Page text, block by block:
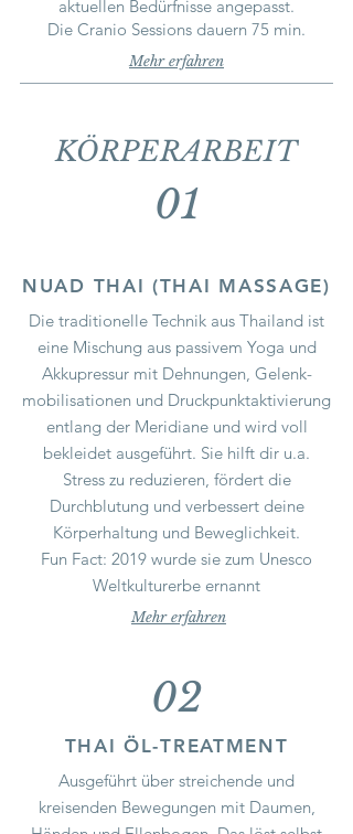
aktuellen Bedürfnisse angepasst.
Die Cranio Sessions dauern 75 min.
Mehr erfahren
KÖRPERARBEIT
01
NUAD THAI (THAI MASSAGE)
Die traditionelle Technik aus Thailand ist
eine Mischung aus passivem Yoga und
Akkupressur mit Dehnungen, Gelenk-
mobilisationen und Druckpunktaktivierung
entlang der Meridiane und wird voll
bekleidet ausgeführt. Sie hilft dir u.a.
Stress zu reduzieren, fördert die
Durchblutung und verbessert deine
Körperhaltung und Beweglichkeit.
Fun Fact: 2019 wurde sie zum Unesco
Weltkulturerbe ernannt
Mehr erfahren
02
THAI ÖL-TREATMENT
Ausgeführt über streichende und
kreisenden Bewegungen mit Daumen,